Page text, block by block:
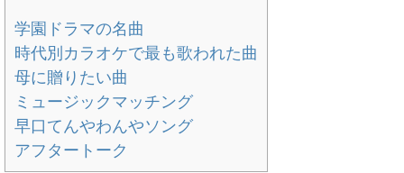
学園ドラマの名曲
時代別カラオケで最も歌われた曲
母に贈りたい曲
ミュージックマッチング
早口てんやわんやソング
アフタートーク